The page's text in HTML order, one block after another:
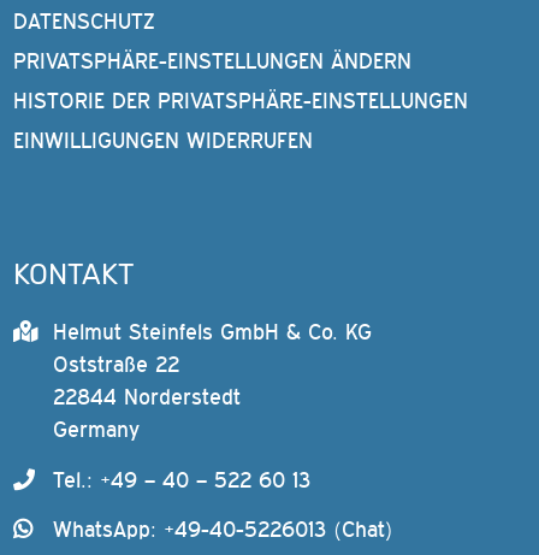
DATENSCHUTZ
PRIVATSPHÄRE-EINSTELLUNGEN ÄNDERN
HISTORIE DER PRIVATSPHÄRE-EINSTELLUNGEN
EINWILLIGUNGEN WIDERRUFEN
KONTAKT
Helmut Steinfels GmbH & Co. KG
Oststraße 22
22844 Norderstedt
Germany
Tel.: +49 – 40 – 522 60 13
WhatsApp: +49-40-5226013 (Chat)